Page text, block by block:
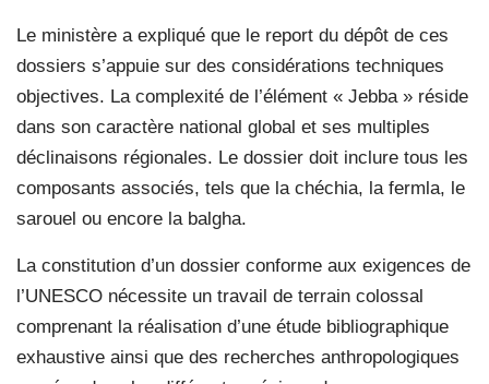
Le ministère a expliqué que le report du dépôt de ces
dossiers s’appuie sur des considérations techniques
objectives. La complexité de l’élément « Jebba » réside
dans son caractère national global et ses multiples
déclinaisons régionales. Le dossier doit inclure tous les
composants associés, tels que la chéchia, la fermla, le
sarouel ou encore la balgha.
La constitution d’un dossier conforme aux exigences de
l’UNESCO nécessite un travail de terrain colossal
comprenant la réalisation d’une étude bibliographique
exhaustive ainsi que des recherches anthropologiques